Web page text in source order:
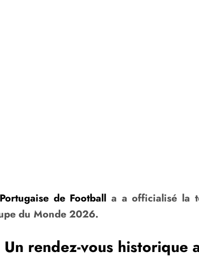
de Football a a officialisé la
du Monde 2026.
Un rendez-vous historique